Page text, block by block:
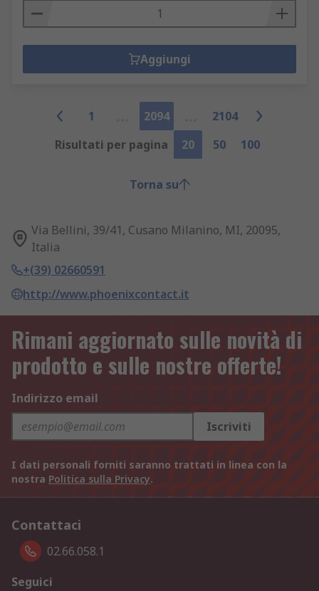
Aggiungi
1 2094
2104
Risultati per pagina
20 50 100
Torna su
Via Bellini, 39/41, Cusano Milanino, MI, 20095,
Italia
+(39) 02660591
http://www.phoenixcontact.it
Rimani aggiornato sulle novità di
prodotto e sulle nostre offerte!
Indirizzo email
Iscriviti
I dati personali forniti saranno trattati in linea con la
nostra Politica sulla Privacy.
Contattaci
02.66.058.1
Seguici